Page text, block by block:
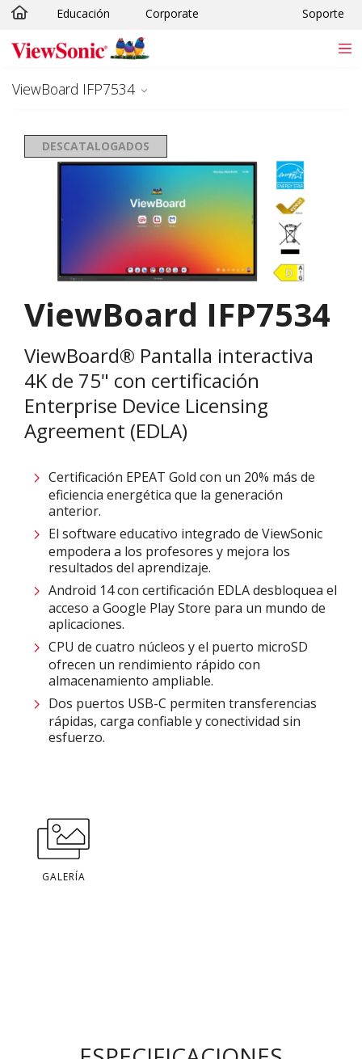
Skip to main content
Educación Corporate Soporte
ViewBoard IFP7534
DESCATALOGADOS
ViewBoard IFP7534
ViewBoard® Pantalla interactiva
4K de 75" con certificación
Enterprise Device Licensing
Agreement (EDLA)
Certificación EPEAT Gold con un 20% más de
eficiencia energética que la generación
anterior.
El software educativo integrado de ViewSonic
empodera a los profesores y mejora los
resultados del aprendizaje.
Android 14 con certificación EDLA desbloquea el
acceso a Google Play Store para un mundo de
aplicaciones.
CPU de cuatro núcleos y el puerto microSD
ofrecen un rendimiento rápido con
almacenamiento ampliable.
Dos puertos USB-C permiten transferencias
rápidas, carga confiable y conectividad sin
esfuerzo.
GALERÍA